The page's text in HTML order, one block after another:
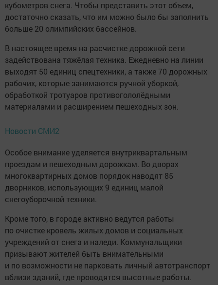
кубометров снега. Чтобы представить этот объем,
достаточно сказать, что им можно было бы заполнить
больше 20 олимпийских бассейнов.
В настоящее время на расчистке дорожной сети
задействована тяжёлая техника. Ежедневно на линии
выходят 50 единиц спецтехники, а также 70 дорожных
рабочих, которые занимаются ручной уборкой,
обработкой тротуаров противогололёдными
материалами и расширением пешеходных зон.
Новости СМИ2
Особое внимание уделяется внутриквартальным
проездам и пешеходным дорожкам. Во дворах
многоквартирных домов порядок наводят 85
дворников, использующих 9 единиц малой
снегоуборочной техники.
Кроме того, в городе активно ведутся работы
по очистке кровель жилых домов и социальных
учреждений от снега и наледи. Коммунальщики
призывают жителей быть внимательными
и по возможности не парковать личный автотранспорт
вблизи зданий, где проводятся высотные работы.